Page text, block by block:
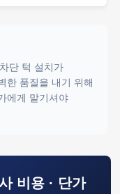
단 턱 설치가
한 품질을 내기 위해
에게 맡기셔야
비용 · 단가